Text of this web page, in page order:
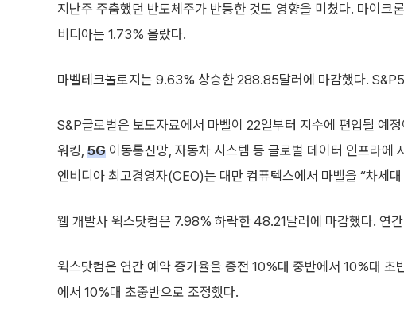
지난주 주춤했던 반도체주가 반등한 것도 영향을 미쳤다. 마이
비디아는 1.73% 올랐다.
마벨테크놀로지는 9.63% 상승한 288.85달러에 마감했다.
S&P글로벌은 보도자료에서 마벨이 22일부터 지수에 편입될 예
워킹, 5G 이동통신망, 자동차 시스템 등 글로벌 데이터 인프라에
엔비디아 최고경영자(CEO)는 대만 컴퓨텍스에서 마벨을 “차세
웹 개발사 윅스닷컴은 7.98% 하락한 48.21달러에 마감했다. 연
윅스닷컴은 연간 예약 증가율을 종전 10%대 중반에서 10%대
에서 10%대 초중반으로 조정했다.